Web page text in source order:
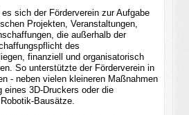
sich der Förderverein zur Aufgabe
nProjekten, Veranstaltungen,
die außerhalb der
des
finanziell und organisatorisch
. So unterstützte der Förderverein in
- neben vielen kleineren Maßnahmen
eines 3D-Druckers oder die
Bausätze.